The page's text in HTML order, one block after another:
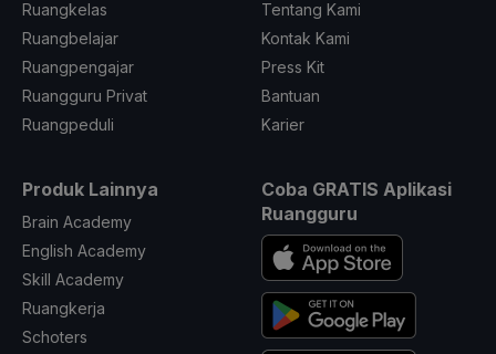
Ruangkelas
Ruangbelajar
Ruangpengajar
Ruangguru Privat
Ruangpeduli
Tentang Kami
Kontak Kami
Press Kit
Bantuan
Karier
Produk Lainnya
Brain Academy
English Academy
Skill Academy
Ruangkerja
Schoters
Coba GRATIS Aplikasi
Ruangguru